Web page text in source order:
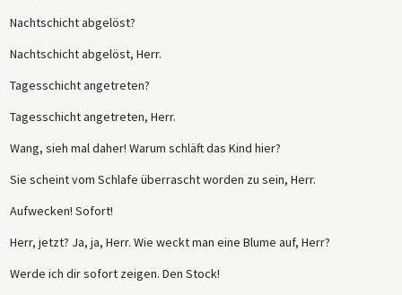
Nachtschicht abgelöst?
Nachtschicht abgelöst, Herr.
Tagesschicht angetreten?
Tagesschicht angetreten, Herr.
Wang, sieh mal daher! Warum schläft das Kind hier?
Sie scheint vom Schlafe überrascht worden zu sein, Herr.
Aufwecken! Sofort!
Herr, jetzt? Ja, ja, Herr. Wie weckt man eine Blume auf, Herr?
Werde ich dir sofort zeigen. Den Stock!